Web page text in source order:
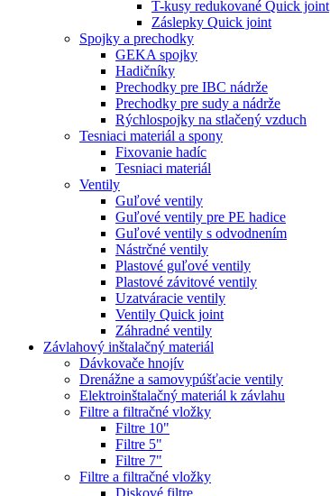
T-kusy redukované Quick joint
Záslepky Quick joint
Spojky a prechodky
GEKA spojky
Hadičníky
Prechodky pre IBC nádrže
Prechodky pre sudy a nádrže
Rýchlospojky na stlačený vzduch
Tesniaci materiál a spony
Fixovanie hadíc
Tesniaci materiál
Ventily
Guľové ventily
Guľové ventily pre PE hadice
Guľové ventily s odvodnením
Nástrčné ventily
Plastové guľové ventily
Plastové závitové ventily
Uzatváracie ventily
Ventily Quick joint
Záhradné ventily
Závlahový inštalačný materiál
Dávkovače hnojív
Drenážne a samovypúšťacie ventily
Elektroinštalačný materiál k závlahu
Filtre a filtračné vložky
Filtre 10"
Filtre 5"
Filtre 7"
Filtre a filtračné vložky
Diskové filtre